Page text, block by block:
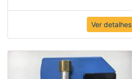
Ver detalhes